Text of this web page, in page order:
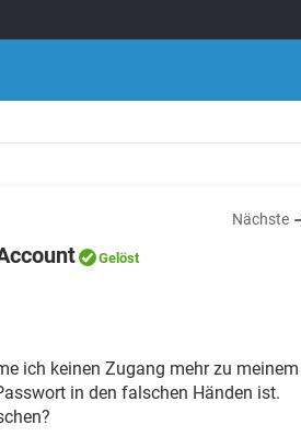
Nächste
Gelöst
ich keinen Zugang mehr zu meinem
in den falschen Händen ist.